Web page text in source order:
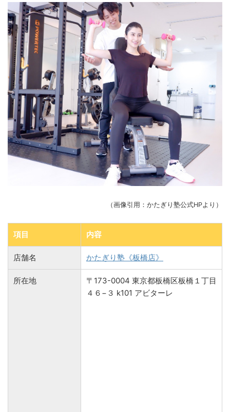
（画像引用：かたぎり塾公式HPより）
項目 内容
店舗名 かたぎり塾《板橋店》
所在地
〒173-0004 東京都板橋区板橋１丁目
４６−３ k101 アビターレ